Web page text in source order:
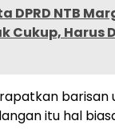
DPRD NTB
Cukup, Harus
itu hal